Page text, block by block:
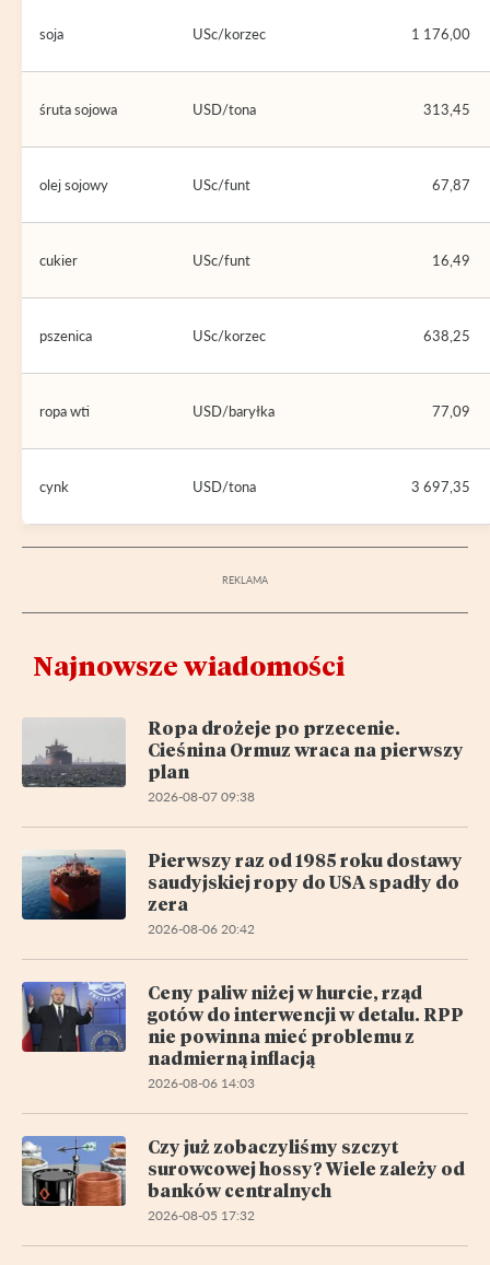
soja USc/korzec 1 176,00
śruta sojowa USD/tona 313,45
olej sojowy USc/funt 67,87
cukier USc/funt 16,49
pszenica USc/korzec 638,25
ropa wti USD/baryłka 77,09
cynk USD/tona 3 697,35
Najnowsze wiadomości
Ropa drożeje po przecenie.
Cieśnina Ormuz wraca na pierwszy
plan
2026-08-07 09:38
Pierwszy raz od 1985 roku dostawy
saudyjskiej ropy do USA spadły do
zera
2026-08-06 20:42
Ceny paliw niżej w hurcie, rząd
gotów do interwencji w detalu. RPP
nie powinna mieć problemu z
nadmierną inflacją
2026-08-06 14:03
Czy już zobaczyliśmy szczyt
surowcowej hossy? Wiele zależy od
banków centralnych
2026-08-05 17:32